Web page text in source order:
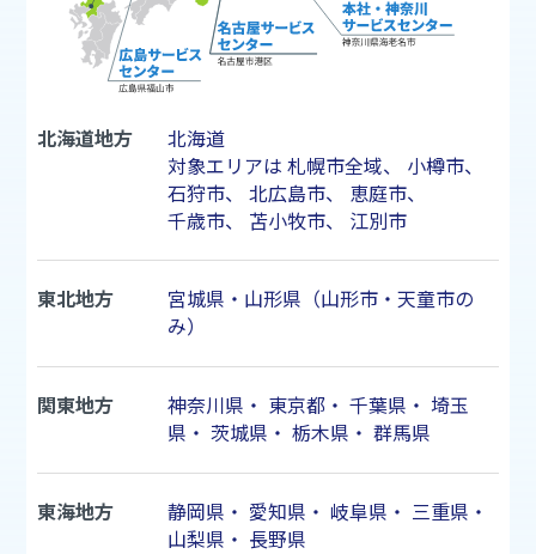
北海道地方
北海道
対象エリアは 札幌市全域、 小樽市、
石狩市、 北広島市、 恵庭市、
千歳市、 苫小牧市、 江別市
東北地方
宮城県・山形県（山形市・天童市の
み）
関東地方 神奈川県 ・ 東京都・ 千葉県 ・ 埼玉
県 ・ 茨城県 ・ 栃木県 ・ 群馬県
東海地方 静岡県 ・ 愛知県 ・ 岐阜県 ・ 三重県 ・
山梨県 ・ 長野県